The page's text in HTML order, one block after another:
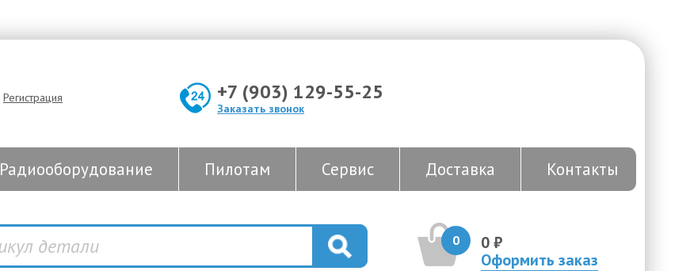
Регистрация +7 (903) 129-55-25
Заказать звонок
Радиооборудование Пилотам Сервис Доставка Контакты
0
0 ₽
Оформить заказ